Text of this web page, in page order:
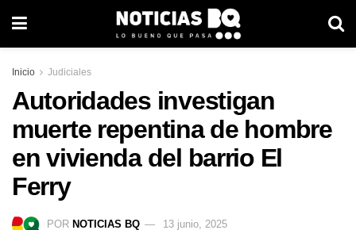
Inicio Judiciales
Autoridades investigan
muerte repentina de hombre
en vivienda del barrio El
Ferry
POR NOTICIAS BQ 13 junio, 2025